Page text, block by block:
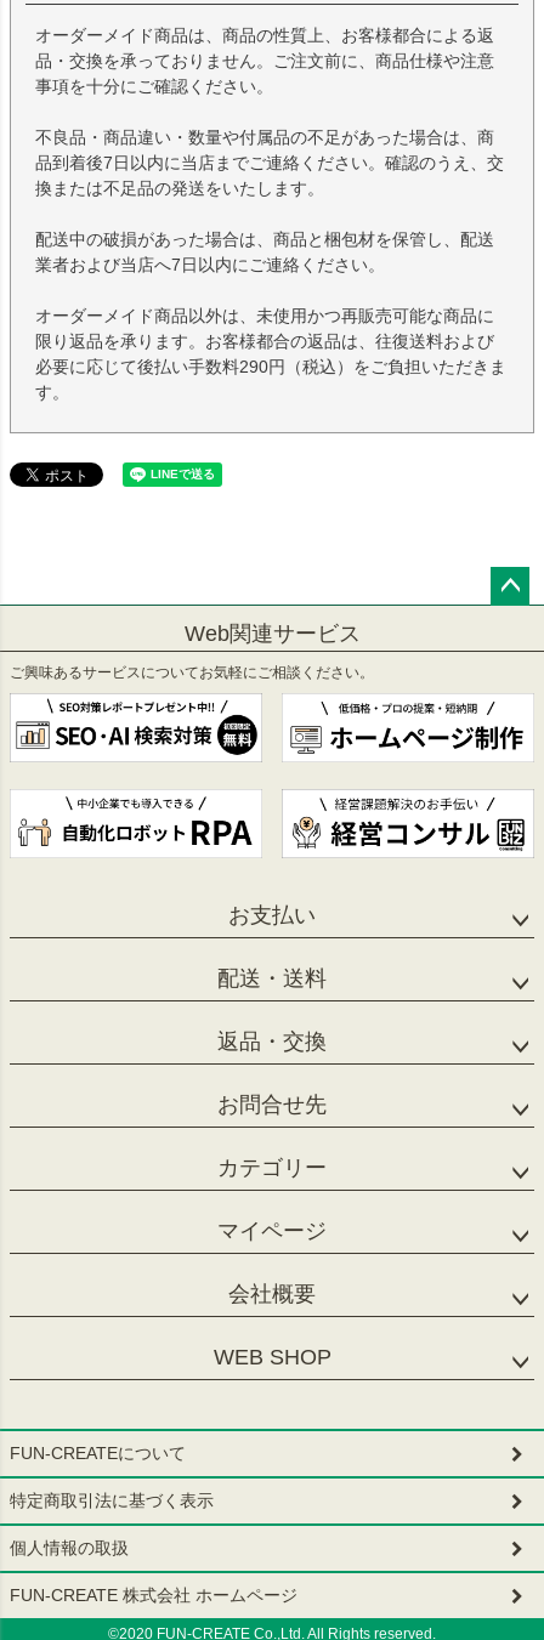
オーダーメイド商品は、商品の性質上、お客様都合による返
品・交換を承っておりません。ご注文前に、商品仕様や注意
事項を十分にご確認ください。
不良品・商品違い・数量や付属品の不足があった場合は、商
品到着後7日以内に当店までご連絡ください。確認のうえ、交
換または不足品の発送をいたします。
配送中の破損があった場合は、商品と梱包材を保管し、配送
業者および当店へ7日以内にご連絡ください。
オーダーメイド商品以外は、未使用かつ再販売可能な商品に
限り返品を承ります。お客様都合の返品は、往復送料および
必要に応じて後払い手数料290円（税込）をご負担いただきま
す。
へ
Web関連サービス
ご興味あるサービスについてお気軽にご相談ください。
お支払い
配送・送料
返品・交換
お問合せ先
カテゴリー
マイページ
会社概要
WEB SHOP
FUN-CREATEについて
特定商取引法に基づく表示
個人情報の取扱
FUN-CREATE 株式会社 ホームページ
©2020 FUN-CREATE Co.,Ltd. All Rights reserved.